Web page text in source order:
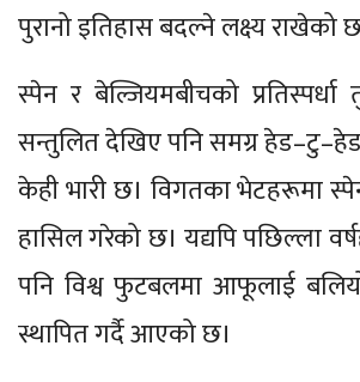
पुरानो इतिहास बदल्ने लक्ष्य राखेको
स्पेन र बेल्जियमबीचको
सन्तुलित देखिए पनि समग्र
केही भारी छ। विगतका भेटहरूमा
हासिल गरेको छ। यद्यपि पछिल्ला
पनि विश्व फुटबलमा आफूलाई
स्थापित गर्दै आएको छ।